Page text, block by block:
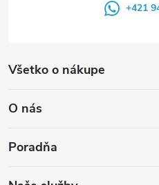
Všetko o nákupe
O nás
Poradňa
+421